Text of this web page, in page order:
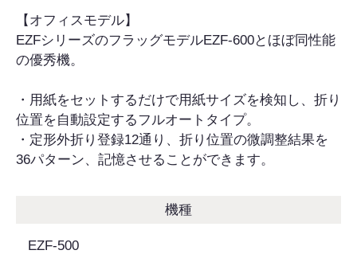
【オフィスモデル】
EZFシリーズのフラッグモデルEZF-600とほぼ同性能
の優秀機。
・用紙をセットするだけで用紙サイズを検知し、折り
位置を自動設定するフルオートタイプ。
・定形外折り登録12通り、折り位置の微調整結果を
36パターン、記憶させることができます。
機種
EZF-500